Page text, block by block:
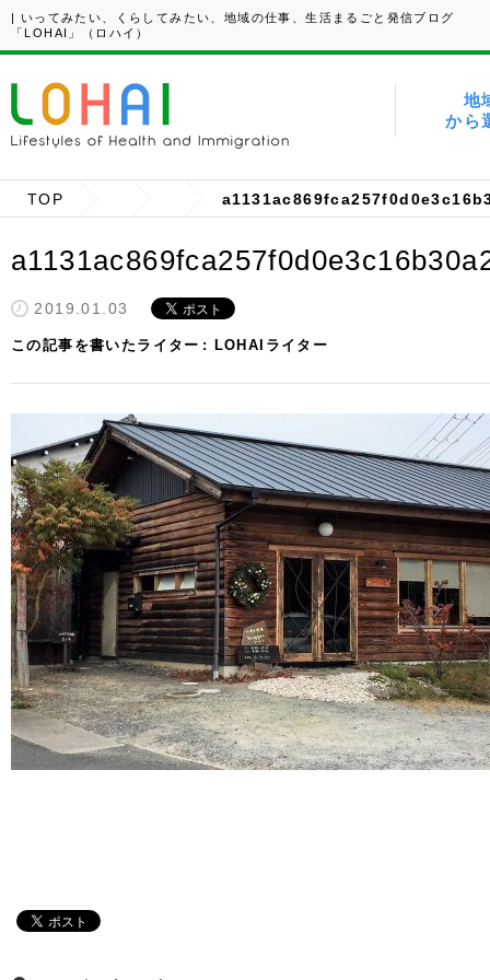
| いってみたい、くらしてみたい、地域の仕事、生活まるごと発信ブログ
「LOHAI」（ロハイ）
地
から
TOP
2019.01.03
この記事を書いたライター LOHAIライター